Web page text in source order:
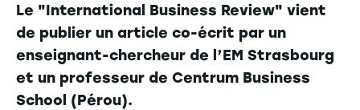
Le "International Business Review" vient
de publier un article co-écrit par un
enseignant-chercheur de l’EM Strasbourg
et un professeur de Centrum Business
School (Pérou).